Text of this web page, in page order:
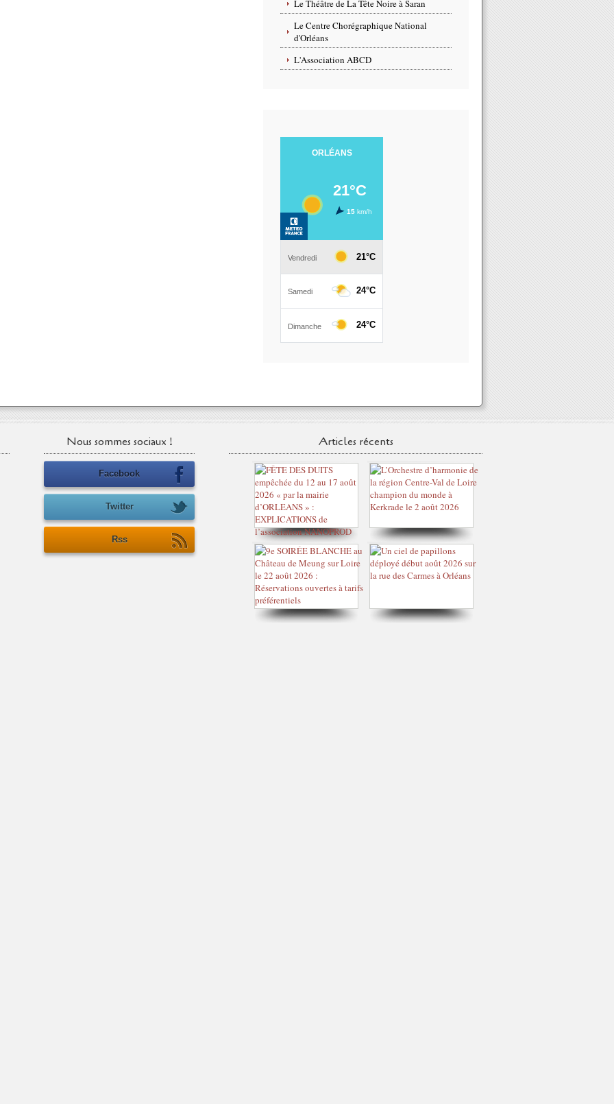
Le Théâtre de La Tête Noire à Saran
Le Centre Chorégraphique National
d'Orléans
L'Association ABCD
Nous sommes sociaux !
Facebook
Twitter
Rss
Articles récents